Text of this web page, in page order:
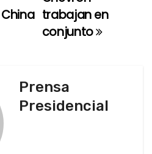
trabajan en
conjunto
Prensa
Presidencial